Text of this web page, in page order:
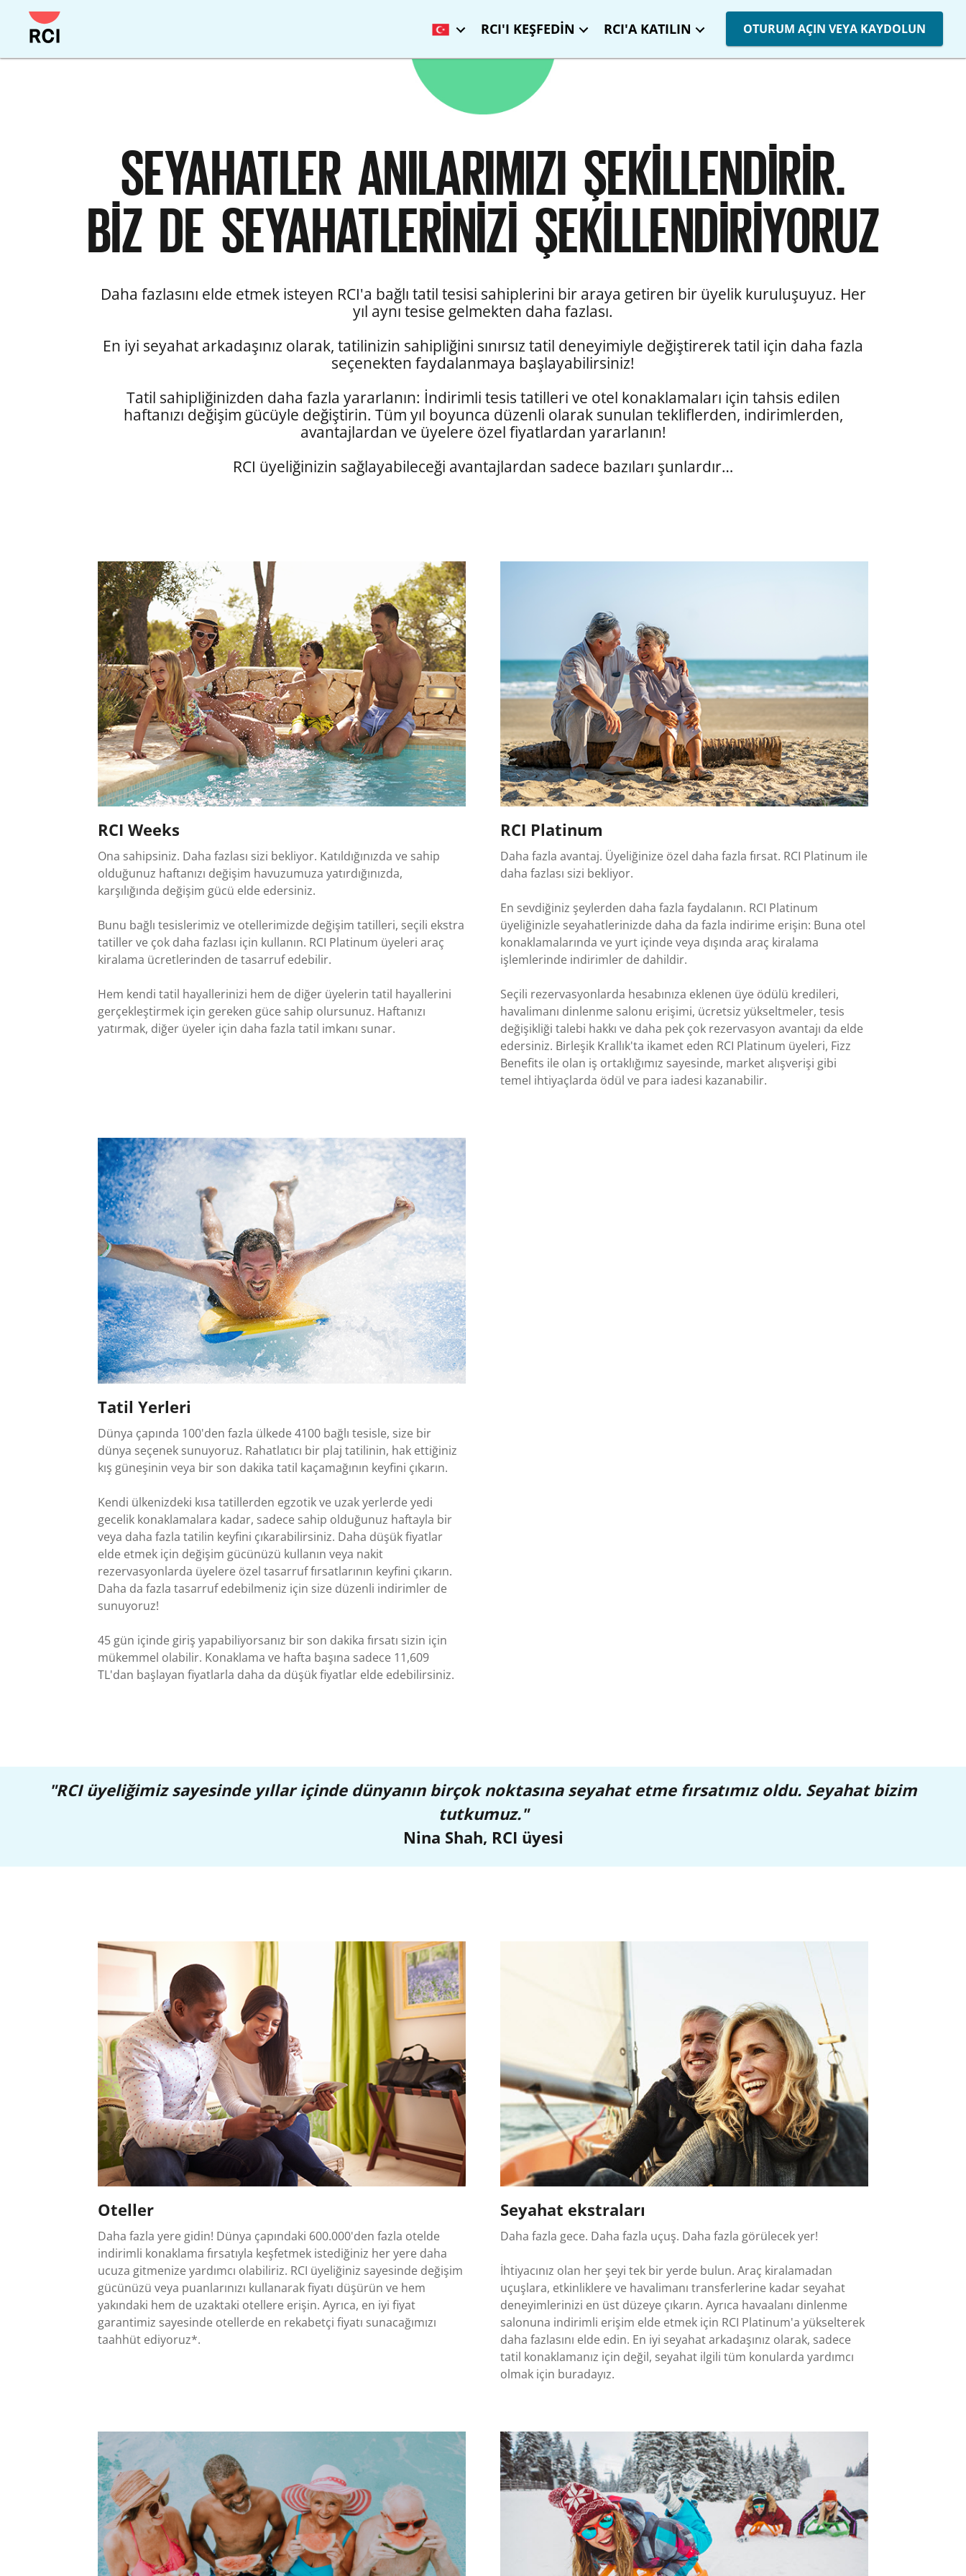
Ana
içeriğe
geç
RCI'I KEŞFEDİN RCI'A KATILIN OTURUM AÇIN VEYA KAYDOLUN
SEYAHATLER ANILARIMIZI ŞEKİLLENDİRİR.
BİZ DE SEYAHATLERİNİZİ ŞEKİLLENDİRİYORUZ
Daha fazlasını elde etmek isteyen RCI'a bağlı tatil tesisi sahiplerini bir araya getiren bir üyelik kuruluşuyuz. Her
yıl aynı tesise gelmekten daha fazlası.
En iyi seyahat arkadaşınız olarak, tatilinizin sahipliğini sınırsız tatil deneyimiyle değiştirerek tatil için daha fazla
seçenekten faydalanmaya başlayabilirsiniz!
Tatil sahipliğinizden daha fazla yararlanın: İndirimli tesis tatilleri ve otel konaklamaları için tahsis edilen
haftanızı değişim gücüyle değiştirin. Tüm yıl boyunca düzenli olarak sunulan tekliflerden, indirimlerden,
avantajlardan ve üyelere özel fiyatlardan yararlanın!
RCI üyeliğinizin sağlayabileceği avantajlardan sadece bazıları şunlardır…
RCI Weeks
Ona sahipsiniz. Daha fazlası sizi bekliyor. Katıldığınızda ve sahip
olduğunuz haftanızı değişim havuzumuza yatırdığınızda,
karşılığında değişim gücü elde edersiniz.
Bunu bağlı tesislerimiz ve otellerimizde değişim tatilleri, seçili ekstra
tatiller ve çok daha fazlası için kullanın. RCI Platinum üyeleri araç
kiralama ücretlerinden de tasarruf edebilir.
Hem kendi tatil hayallerinizi hem de diğer üyelerin tatil hayallerini
gerçekleştirmek için gereken güce sahip olursunuz. Haftanızı
yatırmak, diğer üyeler için daha fazla tatil imkanı sunar.
RCI Platinum
Daha fazla avantaj. Üyeliğinize özel daha fazla fırsat. RCI Platinum ile
daha fazlası sizi bekliyor.
En sevdiğiniz şeylerden daha fazla faydalanın. RCI Platinum
üyeliğinizle seyahatlerinizde daha da fazla indirime erişin: Buna otel
konaklamalarında ve yurt içinde veya dışında araç kiralama
işlemlerinde indirimler de dahildir.
Seçili rezervasyonlarda hesabınıza eklenen üye ödülü kredileri,
havalimanı dinlenme salonu erişimi, ücretsiz yükseltmeler, tesis
değişikliği talebi hakkı ve daha pek çok rezervasyon avantajı da elde
edersiniz. Birleşik Krallık'ta ikamet eden RCI Platinum üyeleri, Fizz
Benefits ile olan iş ortaklığımız sayesinde, market alışverişi gibi
temel ihtiyaçlarda ödül ve para iadesi kazanabilir.
Tatil Yerleri
Dünya çapında 100'den fazla ülkede 4100 bağlı tesisle, size bir
dünya seçenek sunuyoruz. Rahatlatıcı bir plaj tatilinin, hak ettiğiniz
kış güneşinin veya bir son dakika tatil kaçamağının keyfini çıkarın.
Kendi ülkenizdeki kısa tatillerden egzotik ve uzak yerlerde yedi
gecelik konaklamalara kadar, sadece sahip olduğunuz haftayla bir
veya daha fazla tatilin keyfini çıkarabilirsiniz. Daha düşük fiyatlar
elde etmek için değişim gücünüzü kullanın veya nakit
rezervasyonlarda üyelere özel tasarruf fırsatlarının keyfini çıkarın.
Daha da fazla tasarruf edebilmeniz için size düzenli indirimler de
sunuyoruz!
45 gün içinde giriş yapabiliyorsanız bir son dakika fırsatı sizin için
mükemmel olabilir. Konaklama ve hafta başına sadece 11,609
TL'dan başlayan fiyatlarla daha da düşük fiyatlar elde edebilirsiniz.
"RCI üyeliğimiz sayesinde yıllar içinde dünyanın birçok noktasına seyahat etme fırsatımız oldu. Seyahat bizim
tutkumuz."
Nina Shah, RCI üyesi
Oteller
Daha fazla yere gidin! Dünya çapındaki 600.000'den fazla otelde
indirimli konaklama fırsatıyla keşfetmek istediğiniz her yere daha
ucuza gitmenize yardımcı olabiliriz. RCI üyeliğiniz sayesinde değişim
gücünüzü veya puanlarınızı kullanarak fiyatı düşürün ve hem
yakındaki hem de uzaktaki otellere erişin. Ayrıca, en iyi fiyat
garantimiz sayesinde otellerde en rekabetçi fiyatı sunacağımızı
taahhüt ediyoruz*.
Seyahat ekstraları
Daha fazla gece. Daha fazla uçuş. Daha fazla görülecek yer!
İhtiyacınız olan her şeyi tek bir yerde bulun. Araç kiralamadan
uçuşlara, etkinliklere ve havalimanı transferlerine kadar seyahat
deneyimlerinizi en üst düzeye çıkarın. Ayrıca havaalanı dinlenme
salonuna indirimli erişim elde etmek için RCI Platinum'a yükselterek
daha fazlasını elde edin. En iyi seyahat arkadaşınız olarak, sadece
tatil konaklamanız için değil, seyahat ilgili tüm konularda yardımcı
olmak için buradayız.